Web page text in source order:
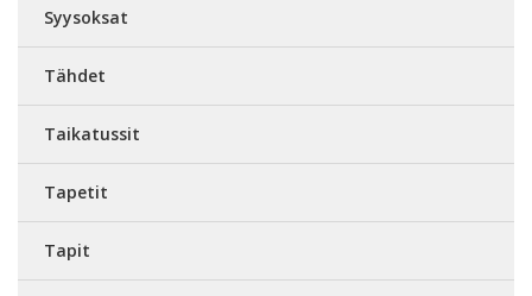
Syysoksat
Tähdet
Taikatussit
Tapetit
Tapit